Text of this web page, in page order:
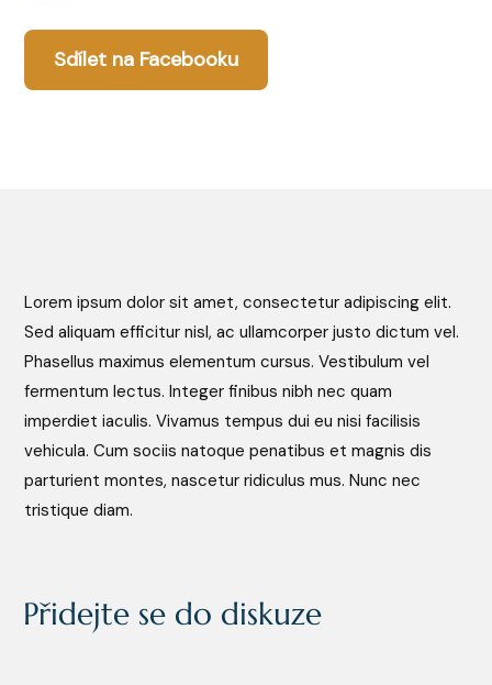
Sdílet na Facebooku
Lorem ipsum dolor sit amet, consectetur adipiscing elit.
Sed aliquam efficitur nisl, ac ullamcorper justo dictum vel.
Phasellus maximus elementum cursus. Vestibulum vel
fermentum lectus. Integer finibus nibh nec quam
imperdiet iaculis. Vivamus tempus dui eu nisi facilisis
vehicula. Cum sociis natoque penatibus et magnis dis
parturient montes, nascetur ridiculus mus. Nunc nec
tristique diam.
Přidejte se do diskuze